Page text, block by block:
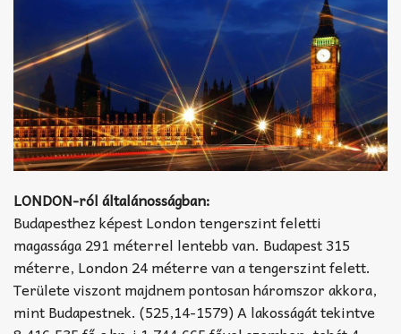
LONDON-ról általánosságban:
Budapesthez képest London tengerszint feletti
magassága 291 méterrel lentebb van. Budapest 315
méterre, London 24 méterre van a tengerszint felett.
Területe viszont majdnem pontosan háromszor akkora,
mint Budapestnek. (525,14-1579) A lakosságát tekintve